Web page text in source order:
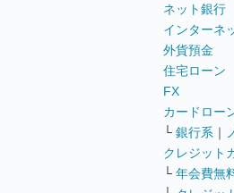
ネット銀行
インターネ
外貨預金
住宅ローン
FX
カードロー
└ 銀行系 ｜
クレジット
└ 年会費無